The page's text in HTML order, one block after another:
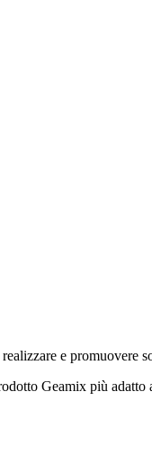
e
Geamix più adatto